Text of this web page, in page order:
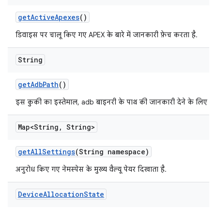
getActiveApexes()
डिवाइस पर चालू किए गए APEX के बारे में जानकारी फ़ेच करता है.
String
getAdbPath()
इस कुकी का इस्तेमाल, adb बाइनरी के पाथ की जानकारी देने के लिए
Map<String , String>
getAllSettings(String namespace)
अनुरोध किए गए नेमस्पेस के मुख्य वैल्यू पेयर दिखाता है.
DeviceAllocationState